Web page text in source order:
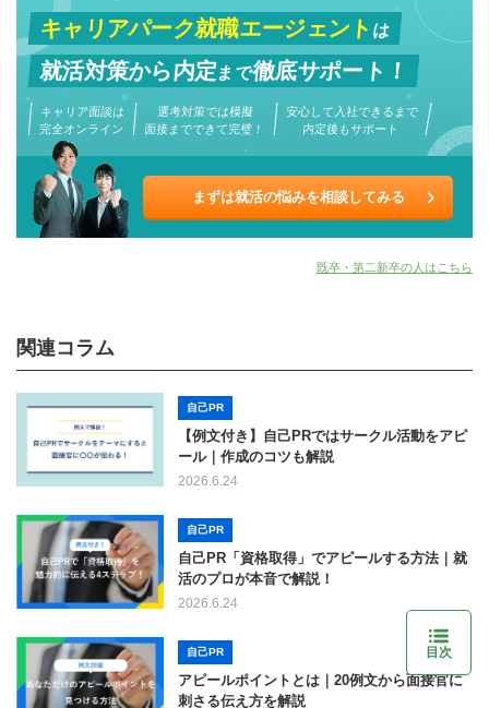
キャリアパーク就職エージェントは
就活対策から内定まで徹底サポート！
キャリア面談は
完全オンライン
選考対策では模擬
面接までできて完璧！
安心して入社できるまで
内定後もサポート
まずは就活の悩みを相談してみる
既卒・第二新卒の人はこちら
関連コラム
自己PR
【例文付き】自己PRではサークル活動をアピ
ール｜作成のコツも解説
2026.6.24
自己PR
自己PR「資格取得」でアピールする方法｜就
活のプロが本音で解説！
2026.6.24
自己PR
アピールポイントとは｜20例文から面接官に
刺さる伝え方を解説
目次